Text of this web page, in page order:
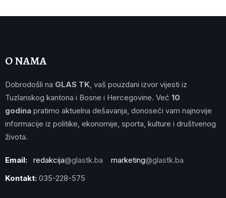
O NAMA
Dobrodošli na GLAS TK , vaš pouzdani izvor vijesti iz
Tuzlanskog kantona i Bosne i Hercegovine. Već 10
godina pratimo aktuelna dešavanja, donoseći vam najnovije
informacije iz politike, ekonomije, sporta, kulture i društvenog
života.
Email: redakcija@glastk.ba marketing@glastk.ba
Kontakt: 035-228-575